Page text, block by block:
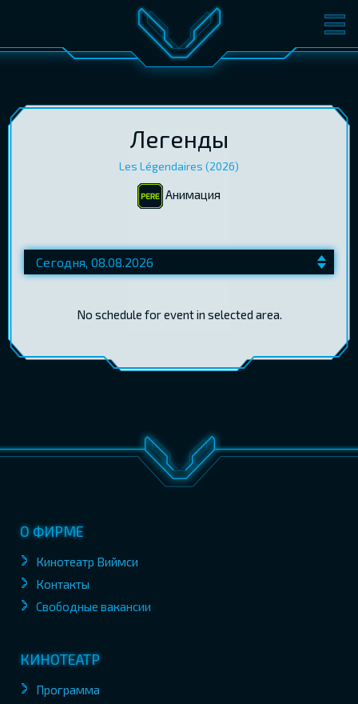
ФИЛЬМЫ БИЛЕТЫ
ПОДАРОЧНЫЕ КАРТЫ
EST RUS ENG ВОЙТИ
Легенды
Les Légendaires (2026)
Aнимация
No schedule for event in selected area.
О ФИРМЕ
Кинотеатр Виймси
Контакты
Свободные вакансии
КИНОТЕАТР
Программа